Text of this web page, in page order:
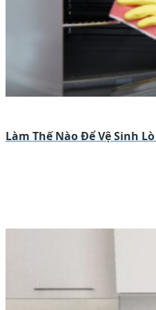
Làm Thế Nào Để Vệ Sinh